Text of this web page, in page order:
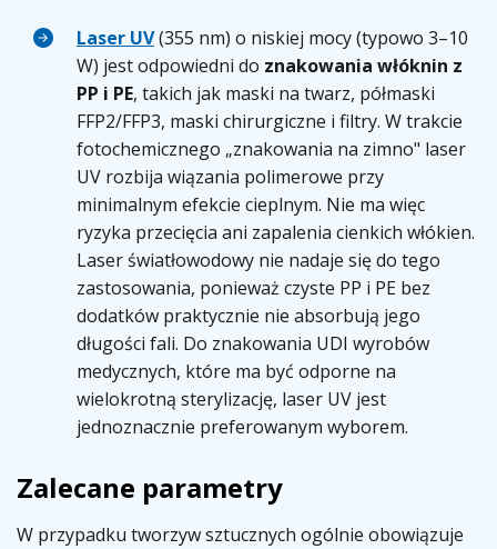
Laser UV(355 nm) o niskiej mocy (typowo 3–10
W) jest odpowiedni do znakowania włóknin z
PP i PE, takich jak maski na twarz, półmaski
FFP2/FFP3, maski chirurgiczne i filtry. W trakcie
fotochemicznego „znakowania na zimno" laser
UV rozbija wiązania polimerowe przy
minimalnym efekcie cieplnym. Nie ma więc
ryzyka przecięcia ani zapalenia cienkich włókien.
Laser światłowodowy nie nadaje się do tego
zastosowania, ponieważ czyste PP i PE bez
dodatków praktycznie nie absorbują jego
długości fali. Do znakowania UDI wyrobów
medycznych, które ma być odporne na
wielokrotną sterylizację, laser UV jest
jednoznacznie preferowanym wyborem.
Zalecane parametry
W przypadku tworzyw sztucznych ogólnie obowiązuje